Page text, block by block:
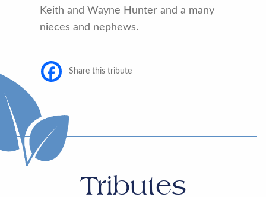
Keith and Wayne Hunter and a many
nieces and nephews.
Share this tribute
Tributes